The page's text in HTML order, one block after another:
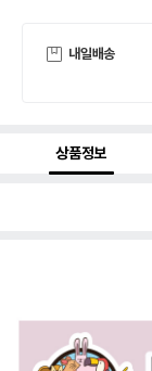
내일배송
상품정보